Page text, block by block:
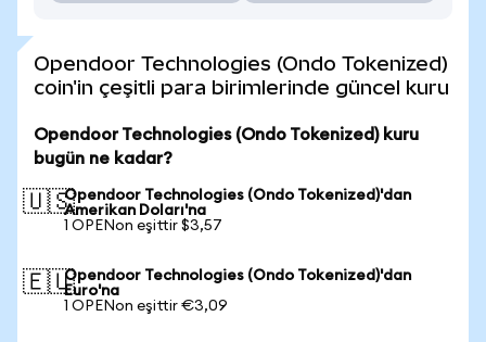
Opendoor Technologies (Ondo Tokenized)
coin'in çeşitli para birimlerinde güncel kuru
Opendoor Technologies (Ondo Tokenized) kuru
bugün ne kadar?
🇺🇸Opendoor Technologies (Ondo Tokenized)'dan
Amerikan Doları'na
1 OPENon eşittir $3,57
🇪🇺Opendoor Technologies (Ondo Tokenized)'dan
Euro'na
1 OPENon eşittir €3,09